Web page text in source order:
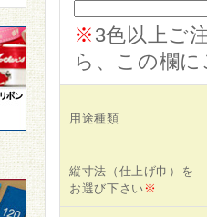
※ 3色以上ご
ら、この欄
用途種類
縦寸法（仕上げ巾）を
お選び下さい ※